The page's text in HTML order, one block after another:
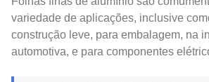
variedade de aplicações, inclusive
construção leve, para embalagem, na
automotiva, e para componentes